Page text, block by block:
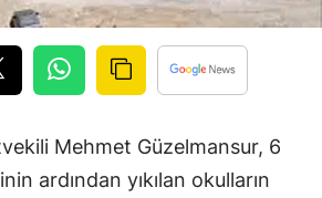
Mehmet Güzelmansur, 6
ardından yıkılan okulların